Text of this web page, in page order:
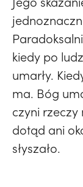
kiedy po
umarły.
ma. Bóg
czyni rzeczy
dotąd ani
słyszało.